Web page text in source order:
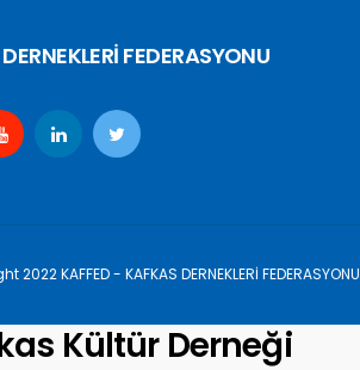
FEDERASYONU
KAFFED - KAFKAS DERNEKLERİ FEDERASYONU
Kültür Derneği